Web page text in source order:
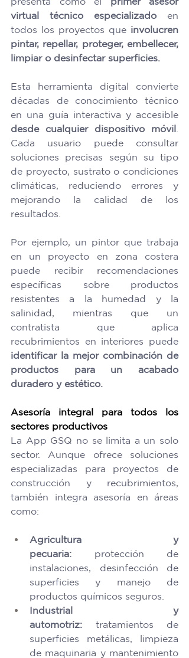
virtual técnico especializado en
todos los proyectos que involucren
pintar, repellar, proteger, embellecer,
limpiar o desinfectar superficies.
Esta herramienta digital convierte
décadas de conocimiento técnico
desde cualquier dispositivo móvil
Cada usuario puede consultar
soluciones precisas según su tipo
de proyecto, sustrato o condiciones
climáticas, reduciendo errores y
mejorando la calidad de los
resultados.
Por ejemplo, un pintor que trabaja
en un proyecto en zona costera
puede recibir recomendaciones
específicas sobre productos
resistentes a la humedad y la
salinidad, mientras que un
contratista que aplica
identificar la mejor combinación de
productos para un acabado
duradero y estético.
Asesoría integral para todos los
sectores productivos
La App GSQ no se limita a un solo
sector. Aunque ofrece soluciones
especializadas para proyectos de
construcción y recubrimientos,
también integra asesoría en áreas
como:
Agricultura y
pecuaria: protección de
instalaciones, desinfección de
superficies y manejo de
productos químicos seguros.
Industrial y
automotriz: tratamientos de
superficies metálicas, limpieza
de maquinaria y mantenimiento